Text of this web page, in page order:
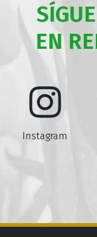
EN
Instagram